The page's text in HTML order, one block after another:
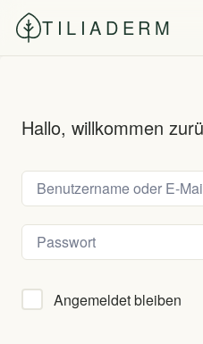
TILIADERM
Hallo, willkommen
Angemeldet bleiben